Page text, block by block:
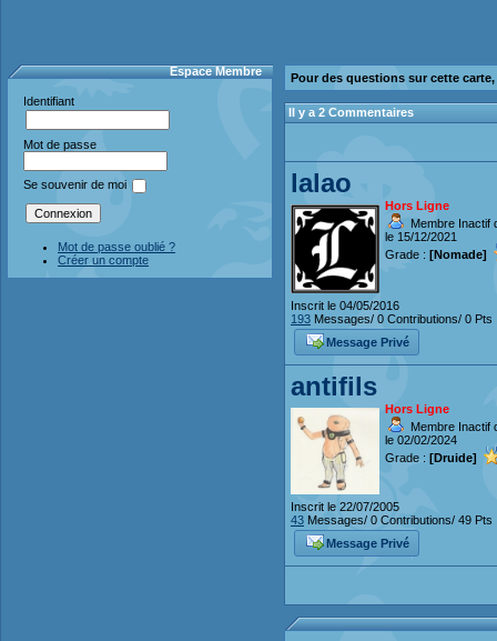
Espace Membre
Identifiant
Mot de passe
Se souvenir de moi
Mot de passe oublié ?
Créer un compte
Pour des questions sur cette
Il y a 2 Commentaires
lalao
Hors Ligne
Membre Inactif
le 15/12/2021
Grade : [Nomade]
Inscrit le 04/05/2016
193 Messages/ 0 Contributions/ 0 Pts
Message Privé
antifils
Hors Ligne
Membre Inactif
le 02/02/2024
Grade : [Druide]
Inscrit le 22/07/2005
43 Messages/ 0 Contributions/ 49 Pts
Message Privé